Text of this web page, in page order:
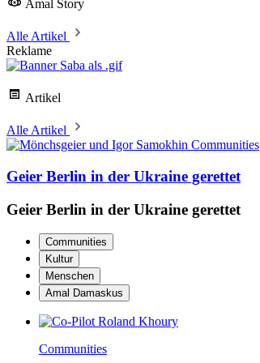
Amal Story
Alle Artikel
Reklame
Artikel
Alle Artikel
Communities
Geier Berlin in der Ukraine gerettet
Geier Berlin in der Ukraine gerettet
Communities
Kultur
Menschen
Amal Damaskus
Communities